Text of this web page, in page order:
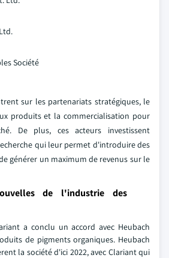
Société
sur les partenariats stratégiques, le
produits et la commercialisation pour
De plus, ces acteurs investissent
qui leur permet d'introduire des
générer un maximum de revenus sur le
de l'industrie des
a conclu un accord avec Heubach
de pigments organiques. Heubach
la société d'ici 2022, avec Clariant qui